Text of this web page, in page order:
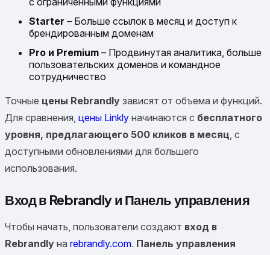
Starter – Больше ссылок в месяц и доступ к
брендированным доменам
Pro и Premium – Продвинутая аналитика, больше
пользовательских доменов и командное
сотрудничество
Точные цены Rebrandly зависят от объема и функций.
Для сравнения, цены Linkly начинаются с бесплатного
уровня, предлагающего 500 кликов в месяц , с
доступными обновлениями для большего
использования.
Вход в Rebrandly и Панель управления
Чтобы начать, пользователи создают вход в
Rebrandly на rebrandly.com. Панель управления